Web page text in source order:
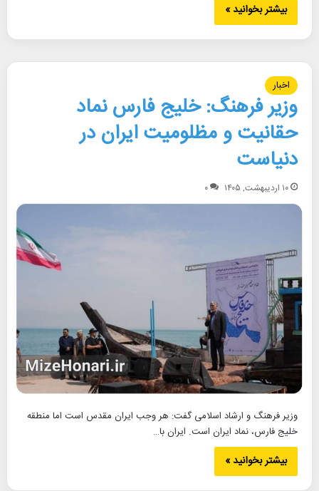
بیشتر بخوانید »
اخبار
وزیر فرهنگ: خلیج فارس نماد
حقانیت و مظلومیت ایران در
دنیاست
۱۰ اردیبهشت, ۱۴۰۵ ۰
وزیر فرهنگ و ارشاد اسلامی گفت: هر وجب ایران مقدس است اما منطقه
خلیج فارس، نماد ایران است. ایران با…
بیشتر بخوانید »